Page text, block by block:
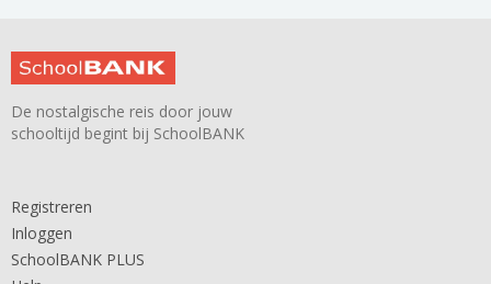
De nostalgische reis door jouw
schooltijd begint bij SchoolBANK
Registreren
Inloggen
SchoolBANK PLUS